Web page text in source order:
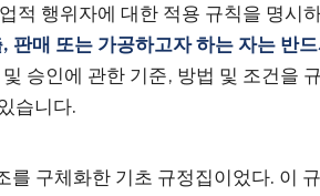
적 행위자에 대한 적용 규칙을 명시
판매 또는 가공하고자 하는 자는 반
승인에 관한 기준, 방법 및 조건을
습니다.
구체화한 기초 규정집이었다. 이